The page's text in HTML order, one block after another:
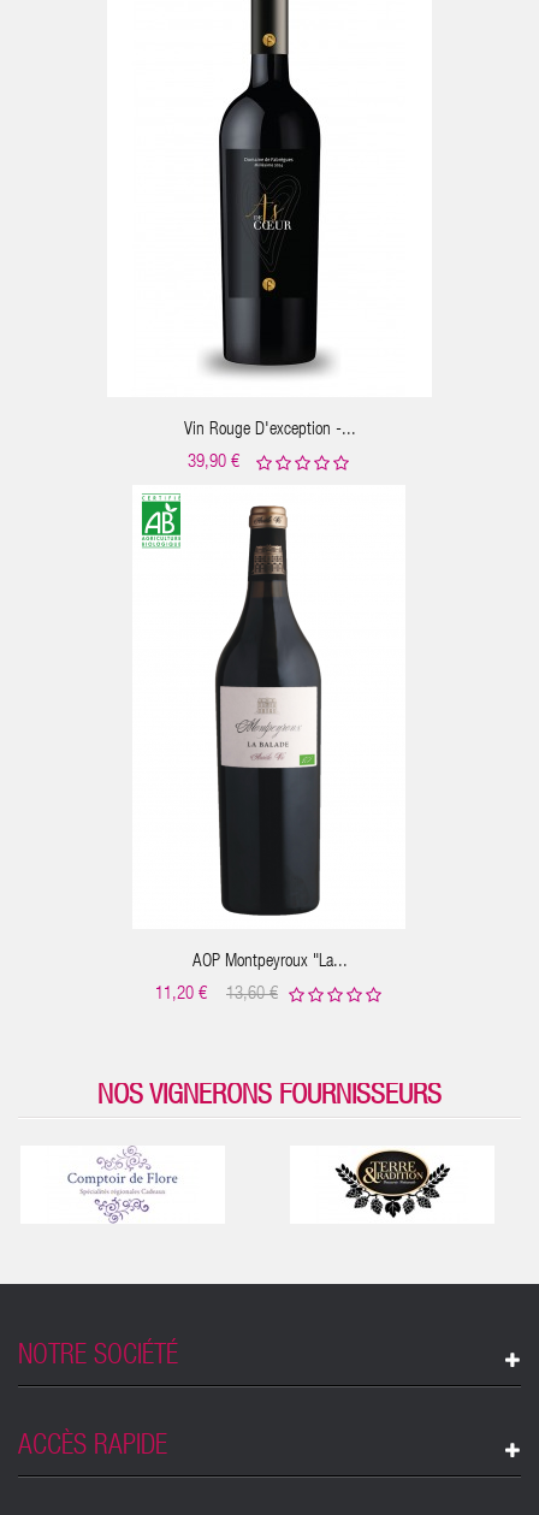
Vin Rouge D'exception -...
39,90 €
AOP Montpeyroux "La...
11,20 €
13,60 €
NOS VIGNERONS FOURNISSEURS
NOTRE SOCIÉTÉ
ACCÈS RAPIDE